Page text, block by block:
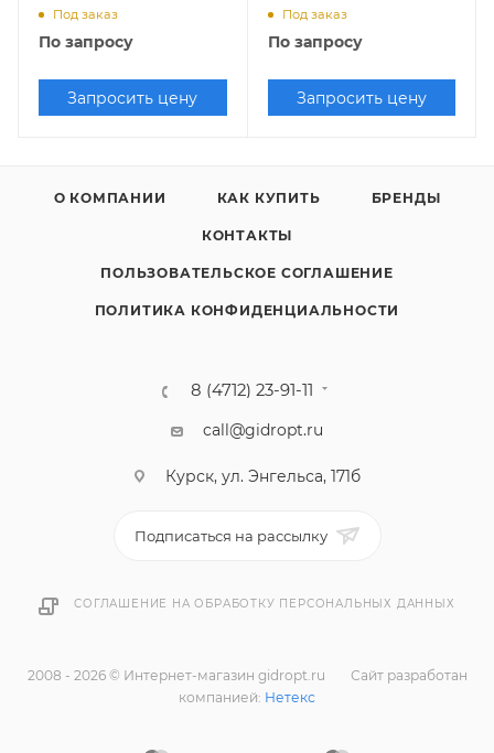
Под заказ
По запросу
Запросить цену
Под заказ
По запросу
Запросить цену
О КОМПАНИИ КАК КУПИТЬ БРЕНДЫ
КОНТАКТЫ
ПОЛЬЗОВАТЕЛЬСКОЕ СОГЛАШЕНИЕ
ПОЛИТИКА КОНФИДЕНЦИАЛЬНОСТИ
8 (4712) 23-91-11
call@gidropt.ru
Курск, ул. Энгельса, 171б
Подписаться на рассылку
СОГЛАШЕНИЕ НА ОБРАБОТКУ ПЕРСОНАЛЬНЫХ ДАННЫХ
2008 - 2026 © Интернет-магазин gidropt.ru
Сайт разработан
компанией: Нетекс